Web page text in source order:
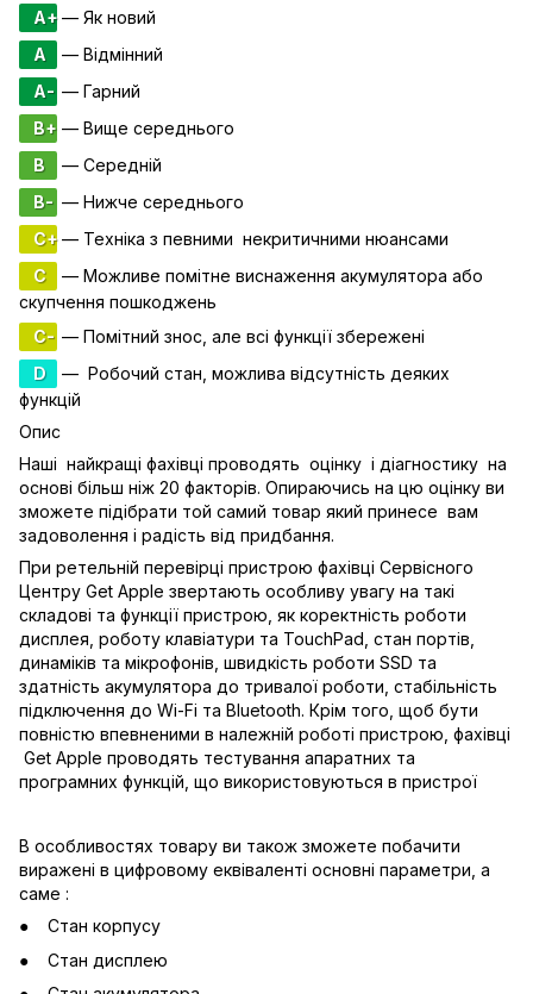
A+— Як новий
A
— Відмінний
A- — Гарний
B+ — Вище середнього
B
— Середній
B- — Нижче середнього
C+— Техніка з певними некритичними нюансами
C
— Можливе помітне виснаження акумулятора або
скупчення пошкоджень
C- — Помітний знос, але всі функції збережені
D
— Робочий стан, можлива відсутність деяких
функцій
Опис
Наші найкращі фахівці проводять оцінку і діагностику на
основі більш ніж 20 факторів. Опираючись на цю оцінку ви
зможете підібрати той самий товар який принесе вам
задоволення і радість від придбання.
При ретельній перевірці пристрою фахівці Сервісного
Центру Get Apple звертають особливу увагу на такі
складові та функції пристрою, як коректність роботи
дисплея, роботу клавіатури та TouchPad, стан портів,
динаміків та мікрофонів, швидкість роботи SSD та
здатність акумулятора до тривалої роботи, стабільність
підключення до Wi-Fi та Bluetooth. Крім того, щоб бути
повністю впевненими в належній роботі пристрою, фахівці
Get Apple проводять тестування апаратних та
програмних функцій, що використовуються в пристрої
В особливостях товару ви також зможете побачити
виражені в цифровому еквіваленті основні параметри, а
саме :
Стан корпусу
Стан дисплею